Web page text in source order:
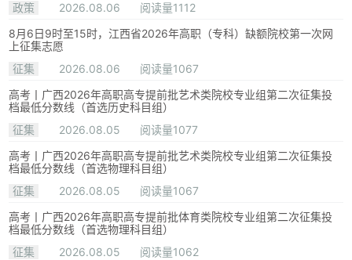
政策 2026.08.06
阅读量1112
8月6日9时至15时，江西省2026年高职（专科）缺额院校第一次网
上征集志愿
征集
2026.08.06
阅读量1067
高考丨广西2026年高职高专提前批艺术类院校专业组第二次征集投
档最低分数线（首选历史科目组）
征集
2026.08.05
阅读量1077
高考丨广西2026年高职高专提前批艺术类院校专业组第二次征集投
档最低分数线（首选物理科目组）
征集
2026.08.05
阅读量1067
高考丨广西2026年高职高专提前批体育类院校专业组第二次征集投
档最低分数线（首选物理科目组）
征集
2026.08.05
阅读量1062